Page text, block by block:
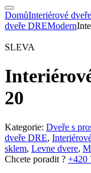
DomůInteriérové dveře
dveře DREModern
SLEVA
20
Kategorie: Dveře s
dveře DRE,
sklem, Levne dvere,
Chcete poradit ? +420